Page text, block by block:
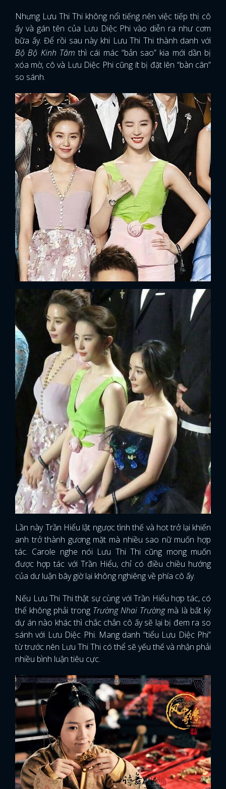
x
ĐĂNG NHẬP
Nhưng Lưu Thi Thi không nổi tiếng nên việc tiếp thị cô
ấy và gán tên của Lưu Diệc Phi vào diễn ra như cơm
bữa ấy. Để rồi sau này khi Lưu Thi Thi thành danh với
Bộ Bộ Kinh Tâm thì cái mác “bản sao” kia mới dần bị
xóa mờ, cô và Lưu Diệc Phi cũng ít bị đặt lên “bàn cân”
so sánh.
Lần này Trần Hiểu lật ngược tình thế và hot trở lại khiến
anh trở thành gương mặt mà nhiều sao nữ muốn hợp
tác. Carole nghe nói Lưu Thi Thi cũng mong muốn
được hợp tác với Trần Hiểu, chỉ có điều chiều hướng
của dư luận bây giờ lại không nghiêng về phía cô ấy.
Nếu Lưu Thi Thi thật sự cùng với Trần Hiểu hợp tác, có
thể không phải trongTrường Nhai Trườngmà là bất kỳ
dự án nào khác thì chắc chắn cô ấy sẽ lại bị đem ra so
sánh với Lưu Diệc Phi. Mang danh “tiểu Lưu Diệc Phi”
từ trước nên Lưu Thi Thi có thể sẽ yếu thế và nhận phải
nhiều bình luận tiêu cực.